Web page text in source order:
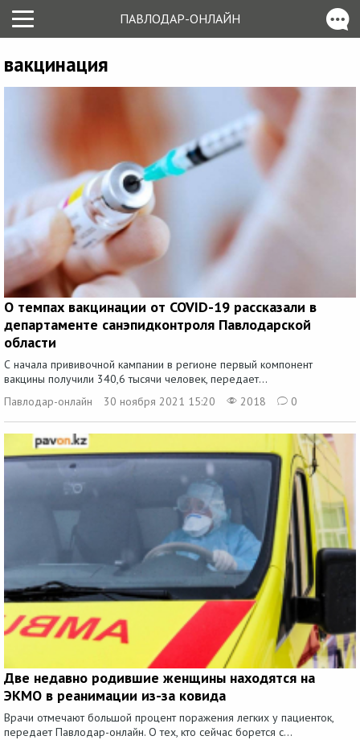
ПАВЛОДАР-ОНЛАЙН
вакцинация
О темпах вакцинации от COVID-19 рассказали в
департаменте санэпидконтроля Павлодарской
области
С начала прививочной кампании в регионе первый компонент
вакцины получили 340,6 тысячи человек, передает...
Павлодар-онлайн
30 ноября 2021 15:20 2018 0
Две недавно родившие женщины находятся на
ЭКМО в реанимации из-за ковида
Врачи отмечают большой процент поражения легких у пациенток,
передает Павлодар-онлайн. О тех, кто сейчас борется с...